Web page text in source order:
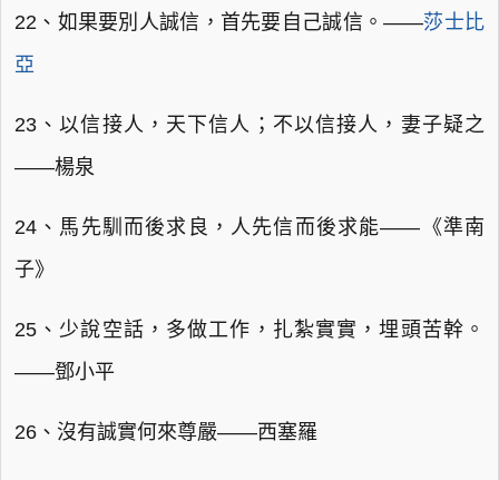
22、如果要別人誠信，首先要自己誠信。——莎士比
亞
23、以信接人，天下信人；不以信接人，妻子疑之
——楊泉
24、馬先馴而後求良，人先信而後求能——《準南
子》
25、少說空話，多做工作，扎紮實實，埋頭苦幹。
——鄧小平
26、沒有誠實何來尊嚴——西塞羅